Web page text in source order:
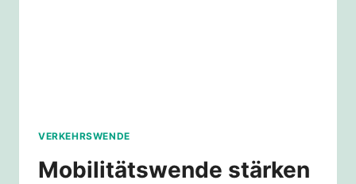
VERKEHRSWENDE
Mobilitätswende stärken